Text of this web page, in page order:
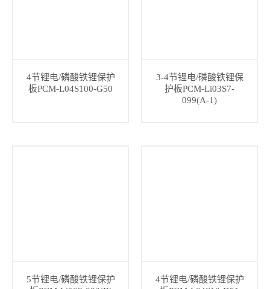
4节锂电/磷酸铁锂保护
板PCM-L04S100-G50
3-4节锂电/磷酸铁锂保
护板PCM-Li03S7-
099(A-1)
5节锂电/磷酸铁锂保护
4节锂电/磷酸铁锂保护